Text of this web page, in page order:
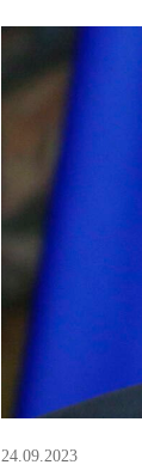
российской
24.09.2023